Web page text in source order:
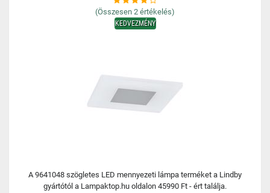
(Összesen 2 értékelés)
KEDVEZMÉNY
A 9641048 szögletes LED mennyezeti lámpa terméket a Lindby
gyártótól a Lampaktop.hu oldalon 45990 Ft - ért találja.